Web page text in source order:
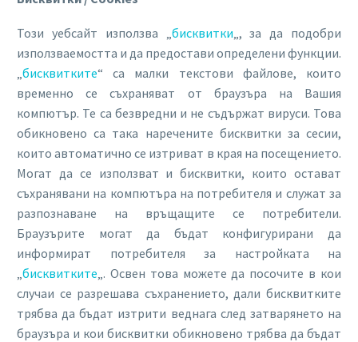
Този уебсайт използва „ бисквитки „, за да подобри
използваемостта и да предостави определени функции.
бисквитките“ са малки текстови файлове, които
временно се съхраняват от браузъра на Вашия
компютър. Те са безвредни и не съдържат вируси. Това
обикновено са така наречените бисквитки за сесии,
които автоматично се изтриват в края на посещението.
Могат да се използват и бисквитки, които остават
съхранявани на компютъра на потребителя и служат за
разпознаване на връщащите се потребители.
Браузърите могат да бъдат конфигурирани да
информират потребителя за настройката на
бисквитките „. Освен това можете да посочите в кои
случаи се разрешава съхранението, дали бисквитките
трябва да бъдат изтрити веднага след затварянето на
браузъра и кои бисквитки обикновено трябва да бъдат